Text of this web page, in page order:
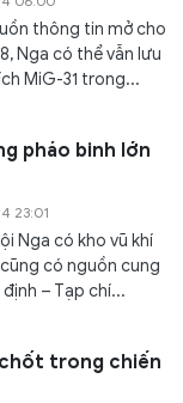
thông tin mở cho
Nga có thể vẫn lưu
MiG-31 trong...
pháo binh lớn
23:01
Nga có kho vũ khí
có nguồn cung
– Tạp chí...
trong chiến